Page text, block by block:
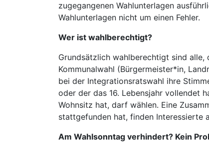
zugegangenen Wahlunterlagen
Wahlunterlagen nicht um einen Fehler.
Wer ist wahlberechtigt?
Grundsätzlich wahlberechtigt sind
Kommunalwahl (Bürgermeister*in,
bei der Integrationsratswahl ihre
oder der das 16. Lebensjahr vollendet
Wohnsitz hat, darf wählen. Eine
stattgefunden hat, finden Interessierte
Am Wahlsonntag verhindert? Kein